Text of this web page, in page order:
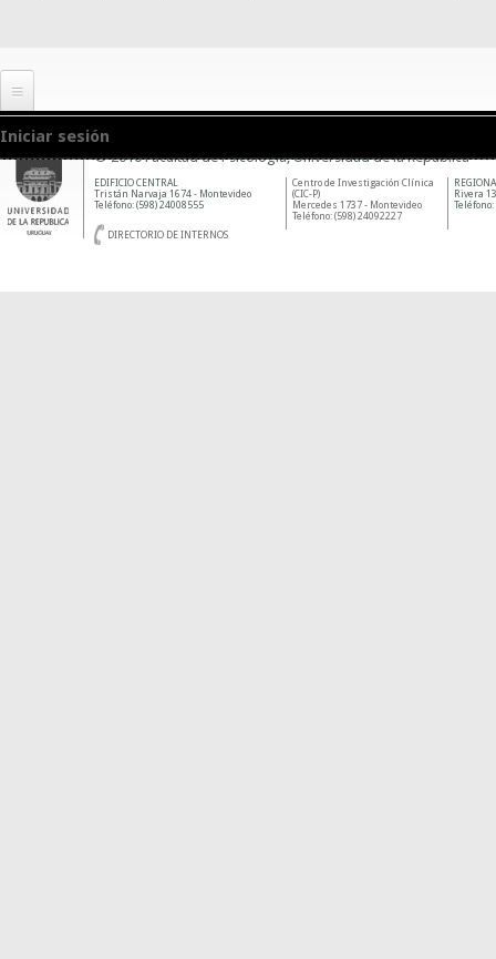
Iniciar sesión
© 2010 Facultad de Psicología, Universidad de la República
Rivera
Teléfono:
Centro de Investigación Clínica
(CIC-P)
Mercedes 1737 - Montevideo
Teléfono: (598) 24092227
EDIFICIO CENTRAL
Tristán Narvaja 1674 - Montevideo
Teléfono: (598) 24008555
DIRECTORIO DE INTERNOS